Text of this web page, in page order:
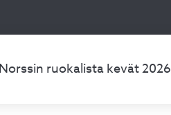
Norssin ruokalista kevät 2026